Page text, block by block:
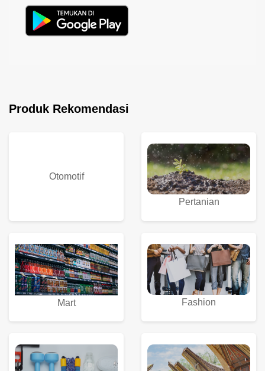
Produk Rekomendasi
Otomotif
Pertanian
Mart Fashion